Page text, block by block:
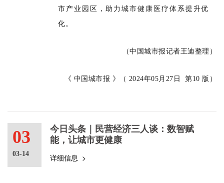
市产业园区，助力城市健康医疗体系提升优
化。
（中国城市报记者王迪整理）
《 中国城市报 》（ 2024年05月27日 第10 版）
03
03-14
今日头条｜民营经济三人谈：数智赋
能，让城市更健康
详细信息 >